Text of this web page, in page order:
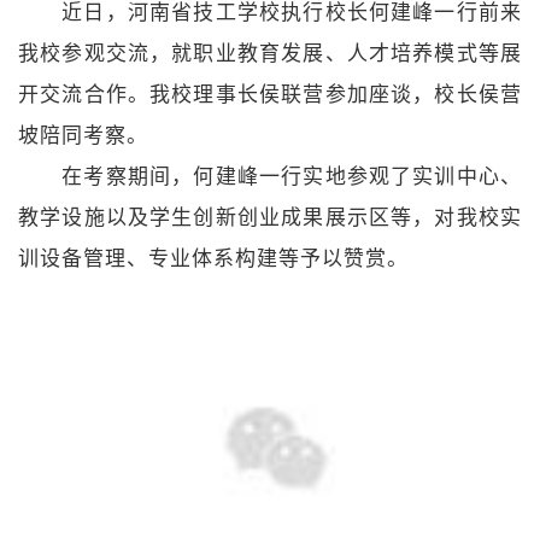
近日，河南省技工学校执行校长何建峰一行前来
我校参观交流，就职业教育发展、人才培养模式等展
开交流合作。我校理事长侯联营参加座谈，校长侯营
坡陪同考察。
在考察期间，何建峰一行实地参观了实训中心、
教学设施以及学生创新创业成果展示区等，对我校实
训设备管理、专业体系构建等予以赞赏。